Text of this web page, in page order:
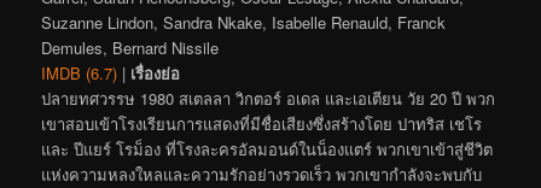
Suzanne Lindon, Sandra Nkake, Isabelle Renauld, Franck
Demules, Bernard Nissile
IMDB (6.7) | เรื่องย่อ
ปลายทศวรรษ 1980 สเตลลา วิกตอร์ อเดล และเอเตียน วัย 20 ปี พวก
เขาสอบเข้าโรงเรียนการแสดงที่มีชื่อเสียงซึ่งสร้างโดย ปาทริส เชโร
และ ปีแยร์ โรม็อง ที่โรงละครอัลมอนด์ในน็องแตร์ พวกเขาเข้าสู่ชีวิต
แห่งความหลงใหลและความรักอย่างรวดเร็ว พวกเขากำลังจะพบกับ